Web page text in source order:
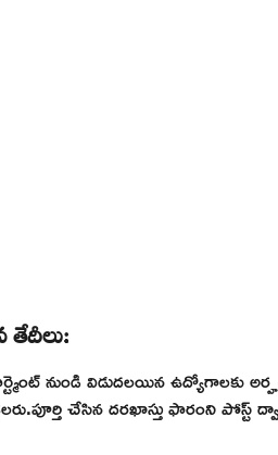
నుండి విడుదలయిన ఉద్యోగాలకు
చేసిన దరఖాస్తు ఫారంని